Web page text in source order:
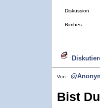
Diskussion
Bimbes
Von:
Bist